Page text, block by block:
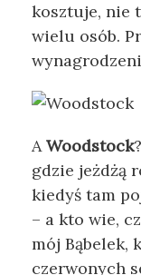
kosztuje, nie
wielu osób.
AWoodstock
gdzie jeżdżą
kiedyś tam
– a kto wie,
mój Bąbelek,
czerwonych